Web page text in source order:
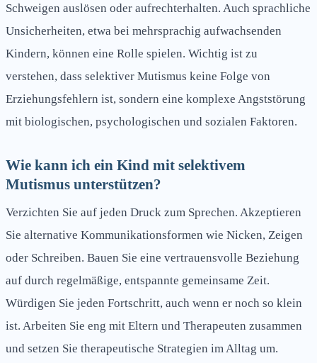
Schweigen auslösen oder aufrechterhalten. Auch sprachliche
Unsicherheiten, etwa bei mehrsprachig aufwachsenden
Kindern, können eine Rolle spielen. Wichtig ist zu
verstehen, dass selektiver Mutismus keine Folge von
Erziehungsfehlern ist, sondern eine komplexe Angststörung
mit biologischen, psychologischen und sozialen Faktoren.
Wie kann ich ein Kind mit selektivem
Mutismus unterstützen?
Verzichten Sie auf jeden Druck zum Sprechen. Akzeptieren
Sie alternative Kommunikationsformen wie Nicken, Zeigen
oder Schreiben. Bauen Sie eine vertrauensvolle Beziehung
auf durch regelmäßige, entspannte gemeinsame Zeit.
Würdigen Sie jeden Fortschritt, auch wenn er noch so klein
ist. Arbeiten Sie eng mit Eltern und Therapeuten zusammen
und setzen Sie therapeutische Strategien im Alltag um.